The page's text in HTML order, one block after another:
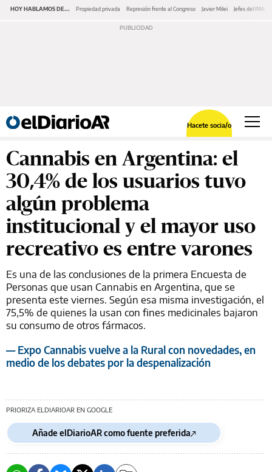
HOY HABLAMOS DE... Propiedad privada Represión frente al Congreso Javier Milei Jefes del PAMI
Hacete socia/o
Cannabis en Argentina: el
30,4% de los usuarios tuvo
algún problema
institucional y el mayor uso
recreativo es entre varones
Es una de las conclusiones de la primera Encuesta de
Personas que usan Cannabis en Argentina, que se
presenta este viernes. Según esa misma investigación, el
75,5% de quienes la usan con fines medicinales bajaron
su consumo de otros fármacos.
— Expo Cannabis vuelve a la Rural con novedades, en
medio de los debates por la despenalización
PRIORIZA ELDIARIOAR EN GOOGLE
Añade elDiarioAR como fuente preferida